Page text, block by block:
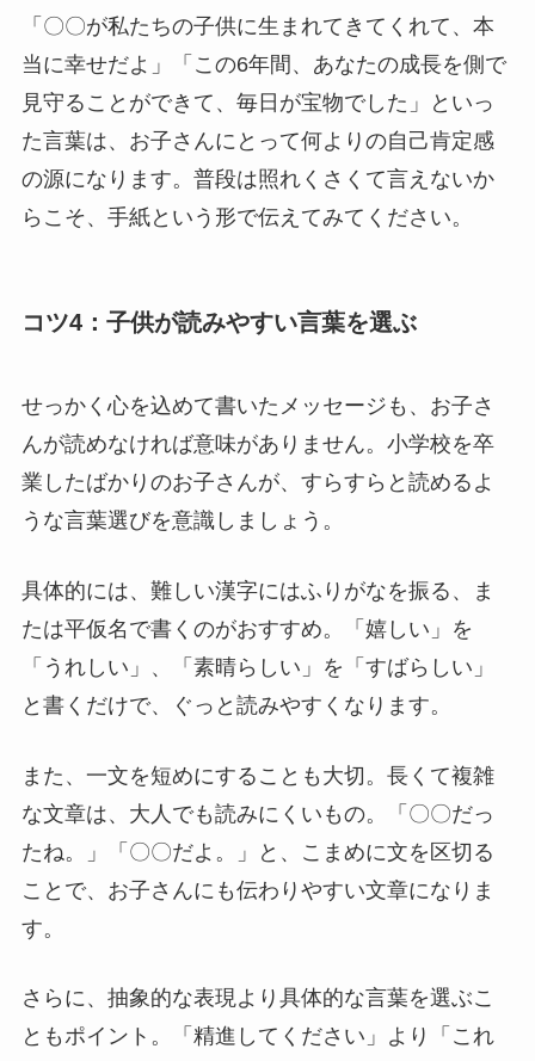
「〇〇が私たちの子供に生まれてきてくれて、本
当に幸せだよ」「この6年間、あなたの成長を側で
見守ることができて、毎日が宝物でした」といっ
た言葉は、お子さんにとって何よりの自己肯定感
の源になります。普段は照れくさくて言えないか
らこそ、手紙という形で伝えてみてください。
コツ4：子供が読みやすい言葉を選ぶ
せっかく心を込めて書いたメッセージも、お子さ
んが読めなければ意味がありません。小学校を卒
業したばかりのお子さんが、すらすらと読めるよ
うな言葉選びを意識しましょう。
具体的には、難しい漢字にはふりがなを振る、ま
たは平仮名で書くのがおすすめ。「嬉しい」を
「うれしい」、「素晴らしい」を「すばらしい」
と書くだけで、ぐっと読みやすくなります。
また、一文を短めにすることも大切。長くて複雑
な文章は、大人でも読みにくいもの。「〇〇だっ
たね。」「〇〇だよ。」と、こまめに文を区切る
ことで、お子さんにも伝わりやすい文章になりま
す。
さらに、抽象的な表現より具体的な言葉を選ぶこ
ともポイント。「精進してください」より「これ